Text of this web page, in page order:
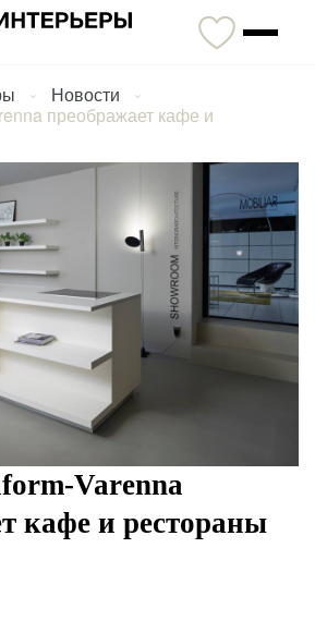
Новости
преображает кафе и
Varenna
кафе и рестораны